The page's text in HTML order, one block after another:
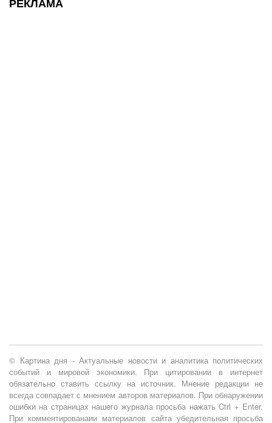
© Картина дня - Актуальные новости и аналитика политических
событий и мировой экономики. При цитировании в интернет
обязательно ставить ссылку на источник. Мнение редакции не
всегда совпадает с мнением авторов материалов. При обнаружении
ошибки на страницах нашего журнала просьба нажать Ctrl + Enter.
При комментированаии материалов сайта убедительная просьба